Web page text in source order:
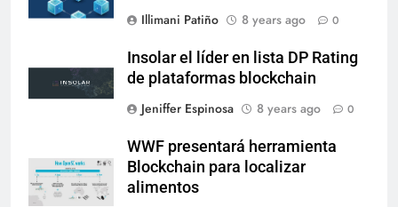
Illimani Patiño
8 years ago 0
Insolar el líder en lista DP Rating
de plataformas blockchain
Jeniffer Espinosa
8 years ago 0
WWF presentará herramienta
Blockchain para localizar
alimentos